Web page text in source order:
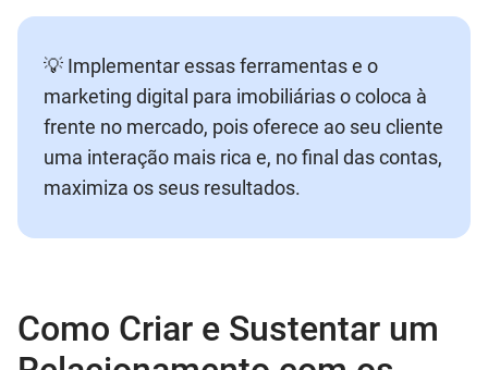
💡 Implementar essas ferramentas e o
marketing digital para imobiliárias o coloca à
frente no mercado, pois oferece ao seu cliente
uma interação mais rica e, no final das contas,
maximiza os seus resultados.
Como Criar e Sustentar um